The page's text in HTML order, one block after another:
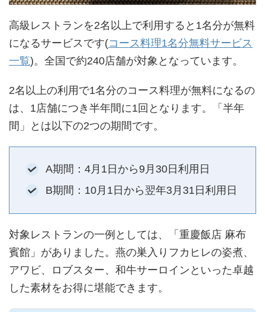
高級レストランを2名以上で利用すると1名分が無料
になるサービスです(コース料理1名分無料サービス
一覧)。全国で約240店舗が対象となっています。
2名以上の利用で1名分のコース料理が無料になるの
は、1店舗につき半年間に1回となります。「半年
間」とは以下の2つの期間です。
A期間：4月1日から9月30日利用日
B期間：10月1日から翌年3月31日利用日
対象レストランの一例としては、「重慶飯店 麻布
賓館」がありました。燕の巣入りフカヒレの姿煮、
アワビ、ロブスター、和牛サーロインといった卓越
した素材をお得に堪能できます。